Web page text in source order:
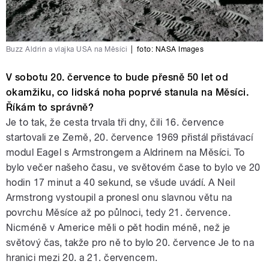
Buzz Aldrin a vlajka USA na Měsíci foto: NASA Images
V sobotu 20. července to bude přesně 50 let od
okamžiku, co lidská noha poprvé stanula na Měsíci.
Říkám to správně?
Je to tak, že cesta trvala tři dny, čili 16. července
startovali ze Země, 20. července 1969 přistál přistávací
modul Eagel s Armstrongem a Aldrinem na Měsíci. To
bylo večer našeho času, ve světovém čase to bylo ve 20
hodin 17 minut a 40 sekund, se všude uvádí. A Neil
Armstrong vystoupil a pronesl onu slavnou větu na
povrchu Měsíce až po půlnoci, tedy 21. července.
Nicméně v Americe měli o pět hodin méně, než je
světový čas, takže pro ně to bylo 20. července Je to na
hranici mezi 20. a 21. červencem.